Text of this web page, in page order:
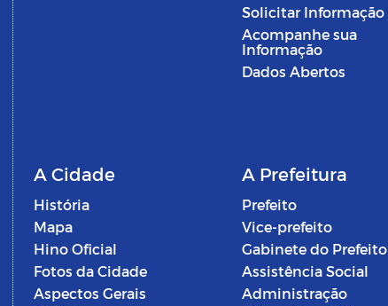
Solicitar Informação
Acompanhe sua
Informação
Dados Abertos
A Cidade
História
Mapa
Hino Oficial
Fotos da Cidade
Aspectos Gerais
A Prefeitura
Prefeito
Vice-prefeito
Gabinete do Prefeito
Assistência Social
Administração